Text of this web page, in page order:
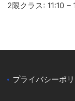
2限クラス: 11:10 –
プライバシーポ